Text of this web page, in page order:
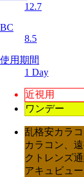
12.7
BC
8.5
使用期間
1 Day
近視用
ワンデー
乱格安カラ
カラコン、
クトレンズ
アキュビュ